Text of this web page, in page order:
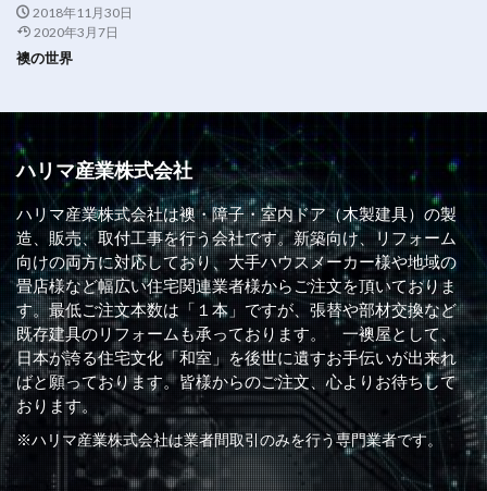
2018年11月30日
2020年3月7日
襖の世界
ハリマ産業株式会社
ハリマ産業株式会社は襖・障子・室内ドア（木製建具）の製
造、販売、取付工事を行う会社です。新築向け、リフォーム
向けの両方に対応しており、大手ハウスメーカー様や地域の
畳店様など幅広い住宅関連業者様からご注文を頂いておりま
す。最低ご注文本数は「１本」ですが、張替や部材交換など
既存建具のリフォームも承っております。 一襖屋として、
日本が誇る住宅文化「和室」を後世に遺すお手伝いが出来れ
ばと願っております。皆様からのご注文、心よりお待ちして
おります。
※ハリマ産業株式会社は業者間取引のみを行う専門業者です。